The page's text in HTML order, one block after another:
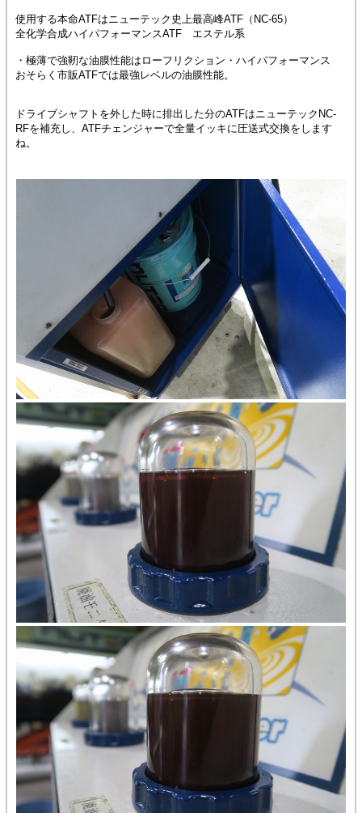
使用する本命ATFはニューテック史上最高峰ATF（NC-65）
全化学合成ハイパフォーマンスATF エステル系
・極薄で強靭な油膜性能はローフリクション・ハイパフォーマンス
おそらく市販ATFでは最強レベルの油膜性能。
ドライブシャフトを外した時に排出した分のATFはニューテックNC-
RFを補充し、ATFチェンジャーで全量イッキに圧送式交換をします
ね。